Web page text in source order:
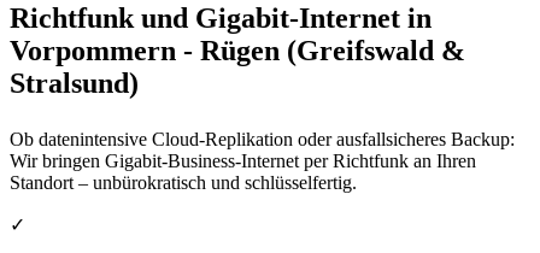
Richtfunk und Gigabit-Internet in
Vorpommern - Rügen (Greifswald &
Stralsund)
Ob datenintensive Cloud-Replikation oder ausfallsicheres Backup:
Wir bringen Gigabit-Business-Internet per Richtfunk an Ihren
Standort – unbürokratisch und schlüsselfertig.
✓